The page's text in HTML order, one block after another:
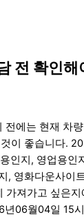
전 확인해
전에는 현재 차
이 좋습니다.
인지, 영업용인
, 영화다운사이
가져가고 싶은
년06월04일 15